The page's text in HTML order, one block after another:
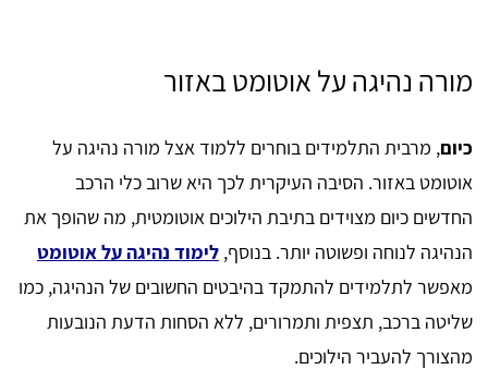
מורה נהיגה על אוטומט באזור
כיום, מרבית התלמידים בוחרים ללמוד אצל מורה נהיגה על
אוטומט באזור. הסיבה העיקרית לכך היא שרוב כלי הרכב
החדשים כיום מצוידים בתיבת הילוכים אוטומטית, מה שהופך את
הנהיגה לנוחה ופשוטה יותר. בנוסף, לימוד נהיגה על אוטומט
מאפשר לתלמידים להתמקד בהיבטים החשובים של הנהיגה, כמו
שליטה ברכב, תצפית ותמרורים, ללא הסחות הדעת הנובעות
מהצורך להעביר הילוכים.